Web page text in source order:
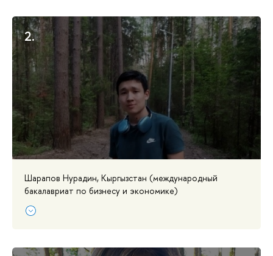
2.
Шарапов Нурадин, Кыргызстан (международный
бакалавриат по бизнесу и экономике)